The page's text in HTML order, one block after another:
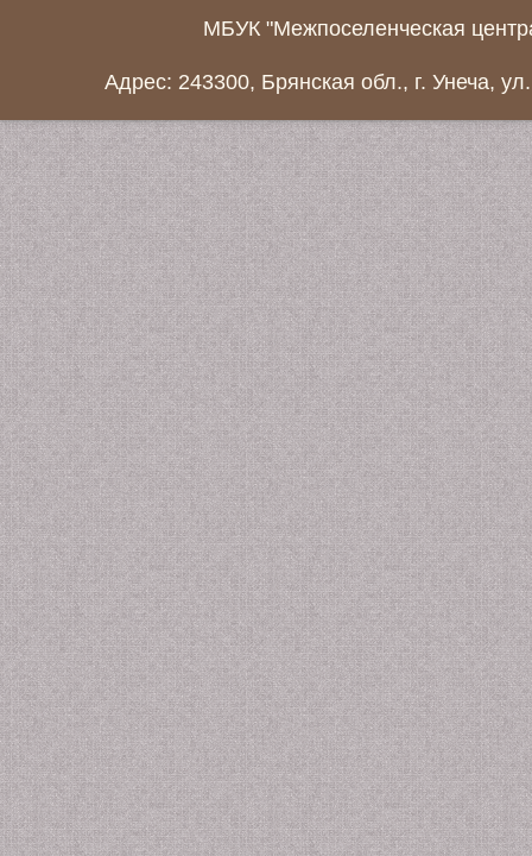
МБУК "Межпоселенческая
Адрес: 243300, Брянская обл., г. Унеча,